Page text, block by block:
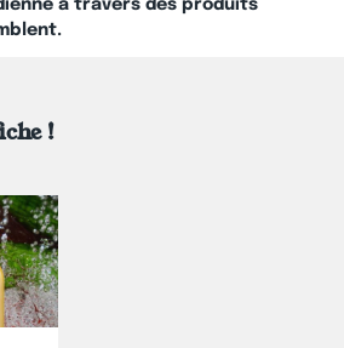
à travers des produits
!